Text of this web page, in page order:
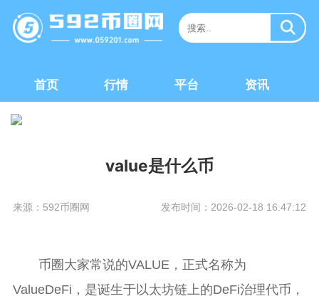
首页 行情 平台 资讯
value是什么币
来源：592币圈网 发布时间：2026-02-18 16:47:12
币圈大家常说的VALUE，正式名称为
ValueDeFi，是诞生于以太坊链上的DeFi治理代币，